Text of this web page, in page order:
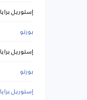
إستوريل برايا
بورتو
إستوريل برايا
بورتو
إستوريل برايا